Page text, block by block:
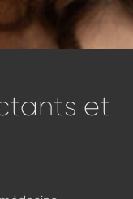
et